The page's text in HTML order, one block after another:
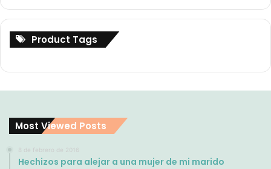
Product Tags
Most Viewed Posts
8 de febrero de 2016
Hechizos para alejar a una mujer de mi marido